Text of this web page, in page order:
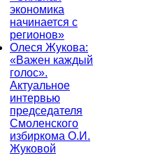
экономика
начинается с
регионов»
Олеся Жукова:
«Важен каждый
голос».
Актуальное
интервью
председателя
Смоленского
избиркома О.И.
Жуковой